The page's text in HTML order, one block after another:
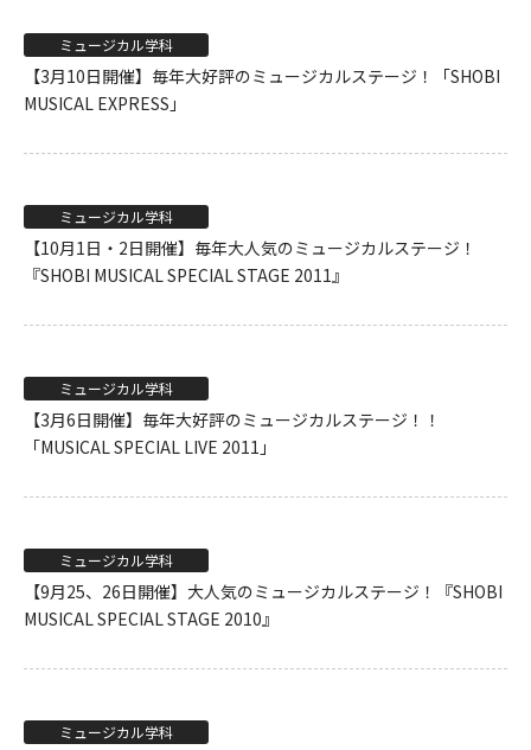
ミュージカル学科
【3月10日開催】毎年大好評のミュージカルステージ！「SHOBI
MUSICAL EXPRESS」
ミュージカル学科
【10月1日・2日開催】毎年大人気のミュージカルステージ！
『SHOBI MUSICAL SPECIAL STAGE 2011』
ミュージカル学科
【3月6日開催】毎年大好評のミュージカルステージ！！
「MUSICAL SPECIAL LIVE 2011」
ミュージカル学科
【9月25、26日開催】大人気のミュージカルステージ！『SHOBI
MUSICAL SPECIAL STAGE 2010』
ミュージカル学科